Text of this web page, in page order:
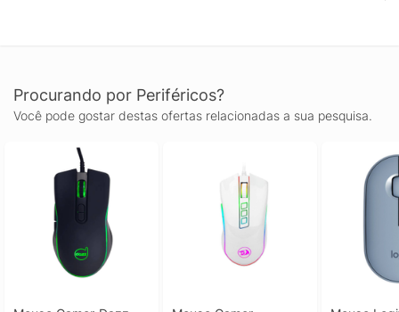
Procurando por Periféricos?
Você pode gostar destas ofertas relacionadas a sua pesquisa.